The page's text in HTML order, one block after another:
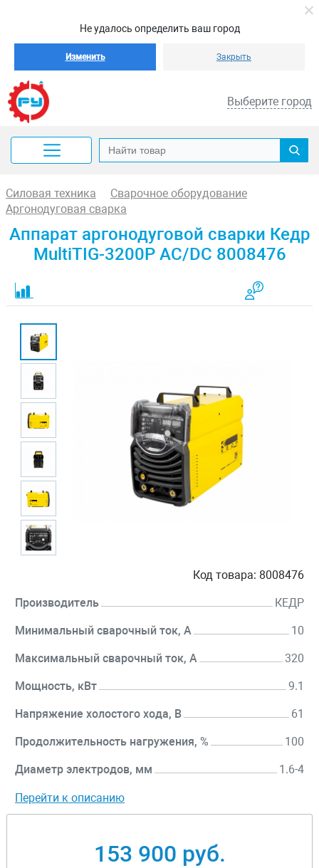
Не удалось определить ваш город
Изменить Закрыть
Выберите город
Силовая техника
Сварочное оборудование
Аргонодуговая сварка
Аппарат аргонодуговой сварки Кедр
MultiTIG-3200P AC/DC 8008476
Код товара: 8008476
Производитель КЕДР
Минимальный сварочный ток, А 10
Максимальный сварочный ток, А 320
Мощность, кВт 9.1
Напряжение холостого хода, В 61
Продолжительность нагружения, % 100
Диаметр электродов, мм 1.6-4
Перейти к описанию
153 900 руб.